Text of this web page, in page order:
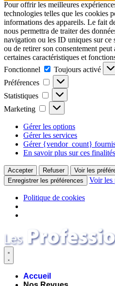
Pour offrir les meilleures
technologies telles que les cookies
informations des appareils. Le fait
nous permettra de traiter des
navigation ou les ID uniques sur ce
ou de retirer son consentement
certaines caractéristiques et
Fonctionnel
Fonctionnel
Toujours activé
Préférences
Préférences
Statistiques Statistiques
Marketing Marketing
Gérer les options
Gérer les services
Gérer {vendor_count}
En savoir plus sur ces finalités
Accepter Refuser
Voir les
Enregistrer les préférences
Voir les
Politique de cookies
contenu
Accueil